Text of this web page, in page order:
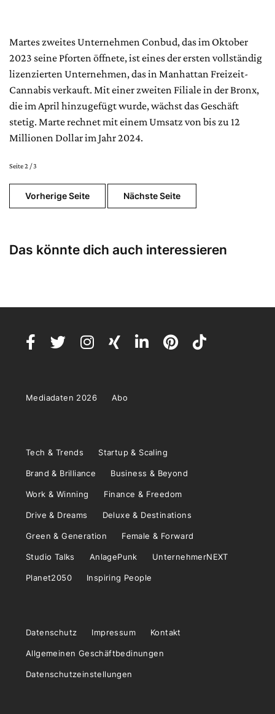
Martes zweites Unternehmen Conbud, das im Oktober
2023 seine Pforten öffnete, ist eines der ersten vollständig
lizenzierten Unternehmen, das in Manhattan Freizeit-
Cannabis verkauft. Mit einer zweiten Filiale in der Bronx,
die im April hinzugefügt wurde, wächst das Geschäft
stetig. Marte rechnet mit einem Umsatz von bis zu 12
Millionen Dollar im Jahr 2024.
Seite 2 / 3
Vorherige Seite Nächste Seite
Das könnte dich auch interessieren
Mediadaten 2026 Abo
Tech & Trends Startup & Scaling
Brand & Brilliance Business & Beyond
Work & Winning Finance & Freedom
Drive & Dreams Deluxe & Destinations
Green & Generation Female & Forward
Studio Talks AnlagePunk UnternehmerNEXT
Planet2050 Inspiring People
Datenschutz Impressum Kontakt
Allgemeinen Geschäftbedinungen
Datenschutzeinstellungen